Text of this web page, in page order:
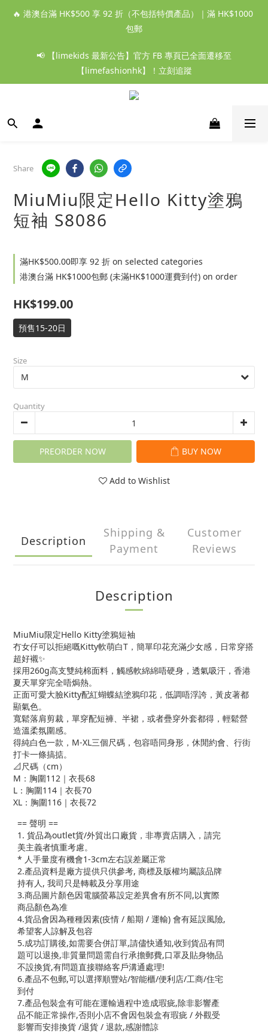
🔥 港澳台滿 HK$500 享 92 折（不包括特價產品）｜滿 HK$1000
包郵
📢 【limekids 最新公告】官方 FB 專頁已全面遷移至
【limefashionhk】！立刻追蹤
Share
MiuMiu限定Hello Kitty塗鴉
短袖 S8086
滿HK$500.00即享 92 折 on selected categories
港澳台滿 HK$1000包郵 (未滿HK$1000運費到付) on order
HK$199.00
預售15-20日
Size
Quantity
PREORDER NOW BUY NOW
Add to Wishlist
Description
Shipping &
Payment
Customer
Reviews
Description
MiuMiu限定Hello Kitty塗鴉短袖
冇女仔可以拒絕嘅Kitty軟萌白T，簡單印花充滿少女感，日常穿搭
超好襯✨
採用260g高支雙純棉面料，觸感軟綿綿唔硬身，透氣吸汗，香港
夏天單穿完全唔焗熱。
正面可愛大臉Kitty配紅蝴蝶結塗鴉印花，低調唔浮誇，黃皮著都
顯氣色。
寬鬆落肩剪裁，單穿配短褲、半裙，或者疊穿外套都得，輕鬆營
造溫柔氛圍感。
得純白色一款，M-XL三個尺碼，包容唔同身形，休閒約會、行街
打卡一條搞掂。
📐尺碼（cm）
M：胸圍112｜衣長68
L：胸圍114｜衣長70
XL：胸圍116｜衣長72
== 聲明 ==
1. 貨品為outlet貨/外貿出口廠貨，非專賣店購入，請完
美主義者慎重考慮。
* 人手量度有機會1-3cm左右誤差屬正常
2.產品資料是廠方提供只供參考, 商標及版權均屬該品牌
持有人, 我司只是轉載及分享用途
3.商品圖片顏色因電腦螢幕設定差異會有所不同,以實際
商品顏色為准
4.貨品會因為種種因素(疫情 / 船期 / 運輸) 會有延誤風險,
希望客人諒解及包容
5.成功訂購後,如需要合併訂單,請儘快通知,收到貨品有問
題可以退換,非質量問題需自行承擔郵費,口罩及貼身物品
不設換貨,有問題直接聯絡客戶溝通處理!
6.產品不包郵,可以選擇順豐站/智能櫃/便利店/工商/住宅
到付
7.產品包裝盒有可能在運輸過程中造成瑕疵,除非影響產
品不能正常操作,否則小店不會因包裝盒有瑕疵 / 外觀受
影響而安排換貨 /退貨 / 退款,感謝體諒